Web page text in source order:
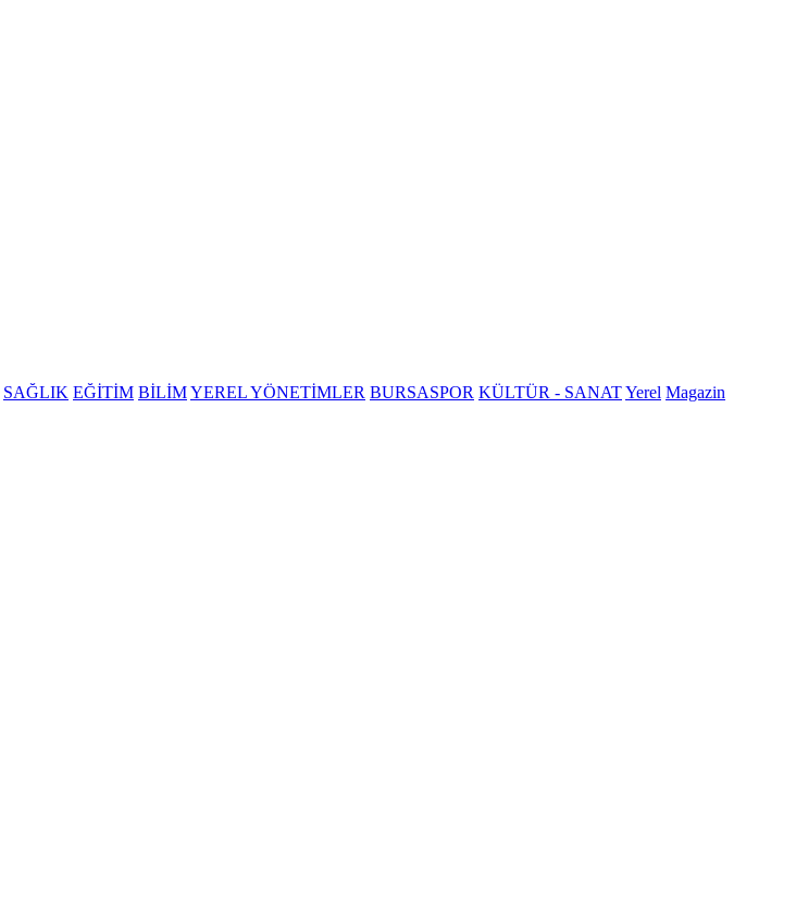
SAĞLIK EĞİTİM BİLİMYEREL YÖNETİMLER BURSASPOR KÜLTÜR - SANATYerel Magazin